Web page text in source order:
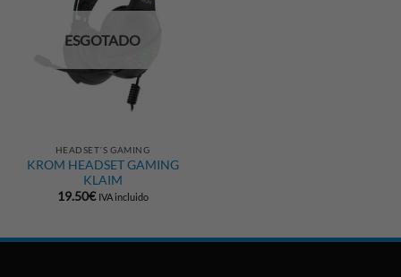
ESGOTADO
HEADSET´S GAMING
KROM HEADSET GAMING
KLAIM
19.50€ IVA incluido